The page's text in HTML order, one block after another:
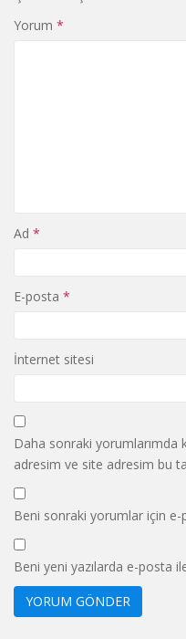
Yorum *
Ad *
E-posta *
İnternet sitesi
Daha sonraki yorumlarımda
adresim ve site adresim bu
Beni sonraki yorumlar için e-
Beni yeni yazılarda e-posta